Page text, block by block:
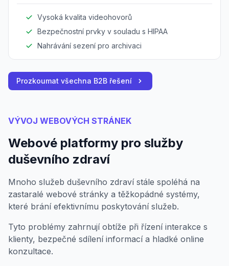
Vysoká kvalita videohovorů
Bezpečnostní prvky v souladu s HIPAA
Nahrávání sezení pro archivaci
Prozkoumat všechna B2B řešení
VÝVOJ WEBOVÝCH STRÁNEK
Webové platformy pro služby
duševního zdraví
Mnoho služeb duševního zdraví stále spoléhá na
zastaralé webové stránky a těžkopádné systémy,
které brání efektivnímu poskytování služeb.
Tyto problémy zahrnují obtíže při řízení interakce s
klienty, bezpečné sdílení informací a hladké online
konzultace.